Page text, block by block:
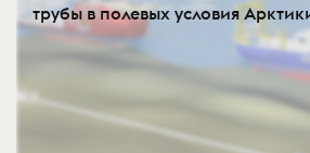
трубы в полевых условия